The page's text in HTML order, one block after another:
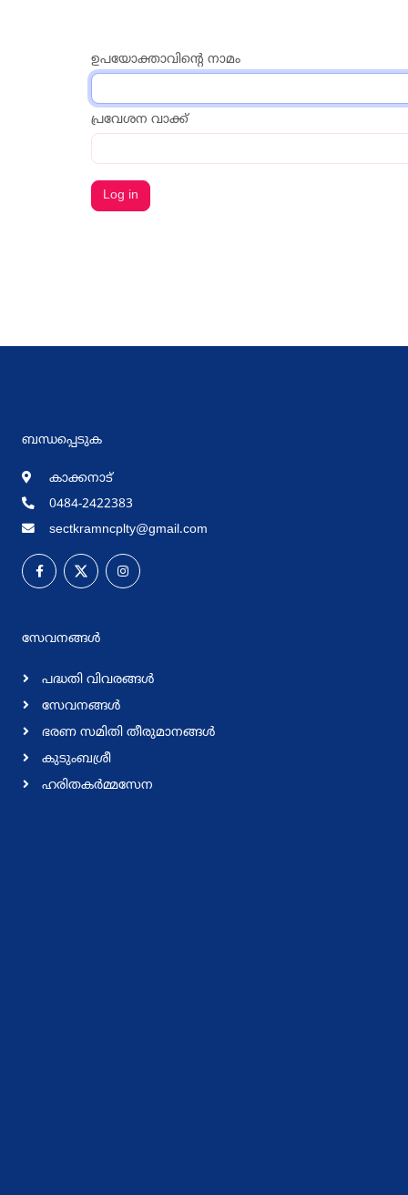
ഉപയോക്താവിന്റെ നാമം
പ്രവേശന വാക്ക്
ബന്ധപ്പെടുക
കാക്കനാട്
0484-2422383
sectkramncplty@gmail.com
സേവനങ്ങള്‍
പദ്ധതി വിവരങ്ങള്‍
സേവനങ്ങള്‍
ഭരണ സമിതി തീരുമാനങ്ങള്‍
കുടുംബശ്രീ
ഹരിതകര്‍മ്മസേന